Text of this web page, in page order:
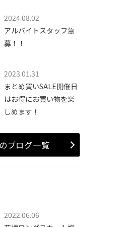
2024.08.02
アルバイトスタッフ急
募！！
2023.01.31
まとめ買いSALE開催日
はお得にお買い物を楽
しめます！
ブログ一覧
2022.06.06